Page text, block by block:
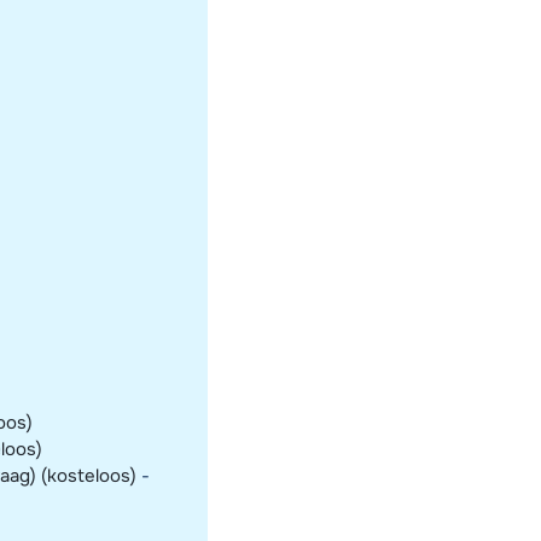
(kosteloos) -